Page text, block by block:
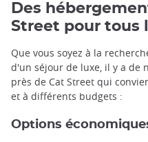
Des
Street pour tous
Que vous soyez à la
d'un séjour de luxe, il y a de
près de Cat Street qui
et à différents budgets :
Options